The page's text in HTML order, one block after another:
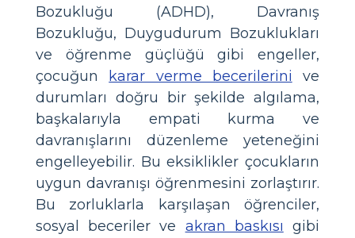
Bozukluğu (ADHD), Davranış
Bozukluğu, Duygudurum Bozuklukları
ve öğrenme güçlüğü gibi engeller,
çocuğun
karar verme becerilerini ve
durumları doğru bir şekilde algılama,
başkalarıyla empati kurma ve
davranışlarını düzenleme yeteneğini
engelleyebilir. Bu eksiklikler çocukların
uygun davranışı öğrenmesini zorlaştırır.
Bu zorluklarla karşılaşan öğrenciler,
sosyal beceriler ve akran baskısı gibi